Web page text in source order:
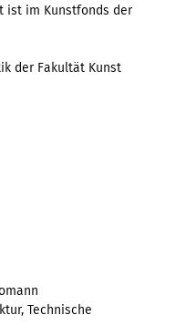
ist im Kunstfonds der
der Fakultät Kunst
Technische